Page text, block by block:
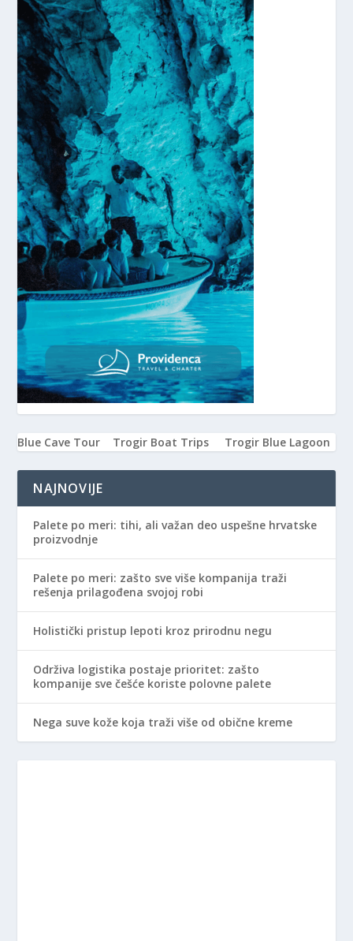
Blue Cave Tour Trogir Boat Trips Trogir Blue Lagoon
NAJNOVIJE
Palete po meri: tihi, ali važan deo uspešne hrvatske
proizvodnje
Palete po meri: zašto sve više kompanija traži
rešenja prilagođena svojoj robi
Holistički pristup lepoti kroz prirodnu negu
Održiva logistika postaje prioritet: zašto
kompanije sve češće koriste polovne palete
Nega suve kože koja traži više od obične kreme